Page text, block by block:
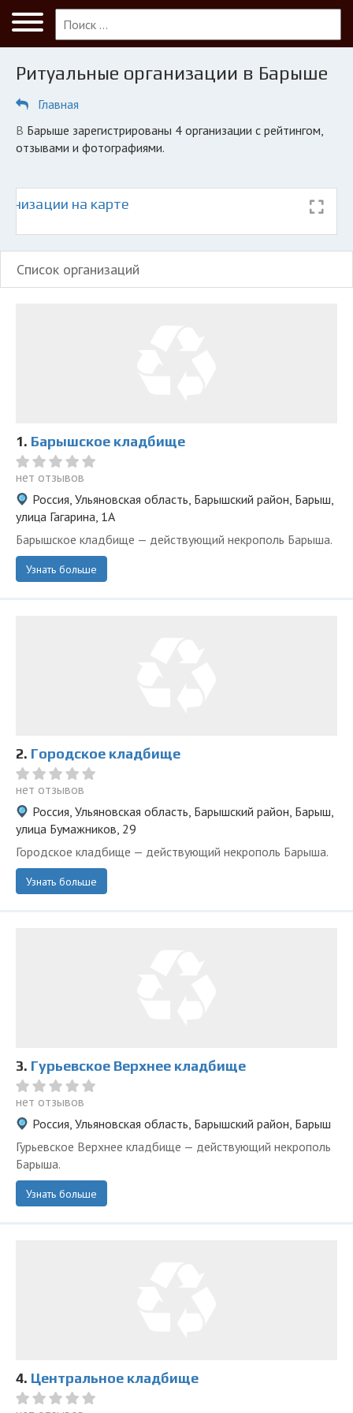
Меню
Главная
Барыш
ПОЛЬЗОВАТЕЛЯМ
Кладбища
Личный кабинет
Ритуальные организации в Барыше
Главная
в Барыше зарегистрированы 4 организации с рейтингом,
отзывами и фотографиями.
на карте
Список организаций
1. Барышское кладбище
нет отзывов
Россия, Ульяновская область, Барышский район, Барыш,
улица Гагарина, 1А
Барышское кладбище — действующий некрополь Барыша.
Узнать больше
2. Городское кладбище
нет отзывов
Россия, Ульяновская область, Барышский район, Барыш,
улица Бумажников, 29
Городское кладбище — действующий некрополь Барыша.
Узнать больше
3. Гурьевское Верхнее кладбище
нет отзывов
Россия, Ульяновская область, Барышский район, Барыш
Гурьевское Верхнее кладбище — действующий некрополь
Барыша.
Узнать больше
4. Центральное кладбище